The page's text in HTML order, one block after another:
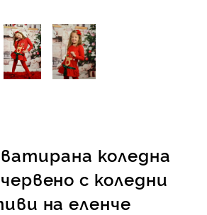
коледна
с коледни
на еленче